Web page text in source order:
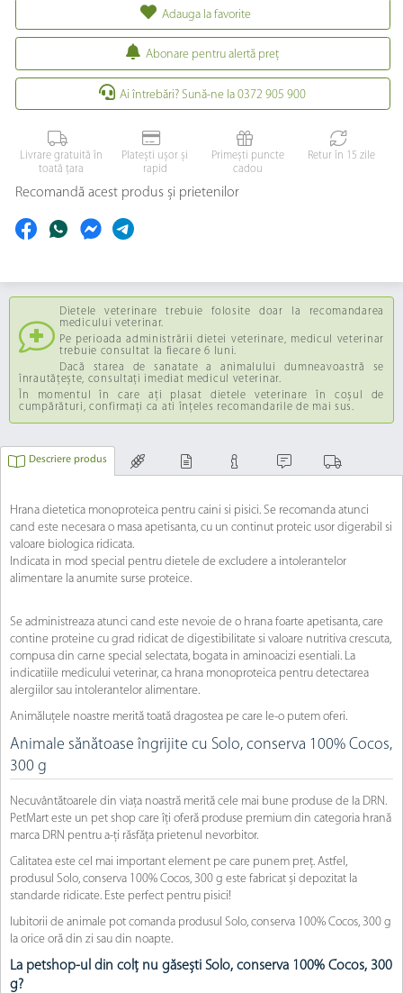
Adauga la favorite
Abonare pentru alertă preţ
Ai întrebări? Sună-ne la 0372 905 900
Livrare gratuită în
toată țara
Platești ușor și
rapid
Primești puncte
cadou
Retur în 15 zile
Recomandă acest produs și prietenilor
Dietele veterinare trebuie folosite doar la recomandarea
medicului veterinar.
Pe perioada administrării dietei veterinare, medicul veterinar
trebuie consultat la fiecare 6 luni.
Dacă starea de sanatate a animalului dumneavoastră se
înrautățește, consultați imediat medicul veterinar.
În momentul în care ați plasat dietele veterinare în coșul de
cumpărături, confirmați ca ati înțeles recomandarile de mai sus.
Descriere produs
Hrana dietetica monoproteica pentru caini si pisici. Se recomanda atunci
cand este necesara o masa apetisanta, cu un continut proteic usor digerabil si
valoare biologica ridicata.
Indicata in mod special pentru dietele de excludere a intolerantelor
alimentare la anumite surse proteice.
Se administreaza atunci cand este nevoie de o hrana foarte apetisanta, care
contine proteine cu grad ridicat de digestibilitate si valoare nutritiva crescuta,
compusa din carne special selectata, bogata in aminoacizi esentiali. La
indicatiile medicului veterinar, ca hrana monoproteica pentru detectarea
alergiilor sau intolerantelor alimentare.
Animăluțele noastre merită toată dragostea pe care le-o putem oferi.
Animale sănătoase îngrijite cu Solo, conserva 100% Cocos,
300 g
Necuvântătoarele din viața noastră merită cele mai bune produse de la DRN.
PetMart este un pet shop care îți oferă produse premium din categoria hrană
marca DRN pentru a-ți răsfăța prietenul nevorbitor.
Calitatea este cel mai important element pe care punem preț. Astfel,
produsul Solo, conserva 100% Cocos, 300 g este fabricat și depozitat la
standarde ridicate. Este perfect pentru pisici!
Iubitorii de animale pot comanda produsul Solo, conserva 100% Cocos, 300 g
la orice oră din zi sau din noapte.
La petshop-ul din colț nu găsești Solo, conserva 100% Cocos, 300
g?